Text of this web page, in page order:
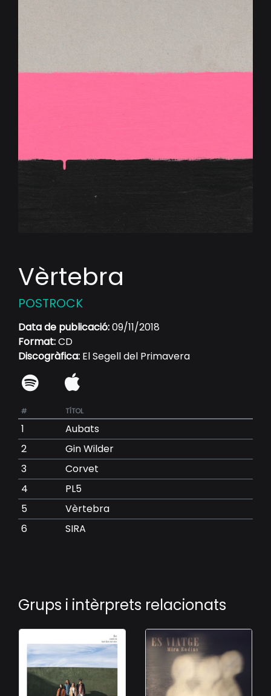
Vèrtebra
POSTROCK
Data de publicació:09/11/2018
Format:CD
Discogràfica: El Segell del Primavera
# TÍTOL
1
Aubats
2
Gin Wilder
3
Corvet
4
PL5
5
Vèrtebra
6
SIRA
Grups i intèrprets relacionats